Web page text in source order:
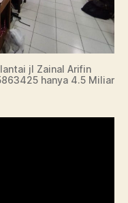
jl Zainal Arifin
hanya 4.5 Miliar